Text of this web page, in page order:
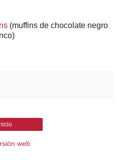
(muffins de chocolate negro
web